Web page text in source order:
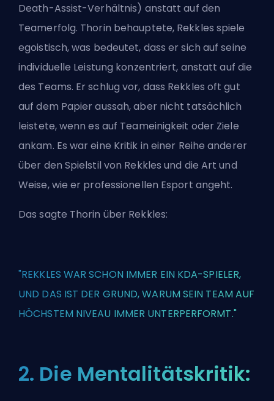
Death-Assist-Verhältnis) anstatt auf den
Teamerfolg. Thorin behauptete, Rekkles spiele
egoistisch, was bedeutet, dass er sich auf seine
individuelle Leistung konzentriert, anstatt auf die
des Teams. Er schlug vor, dass Rekkles oft gut
auf dem Papier aussah, aber nicht tatsächlich
leistete, wenn es auf Teameinigkeit oder Ziele
ankam. Es war eine Kritik in einer Reihe anderer
über den Spielstil von Rekkles und die Art und
Weise, wie er professionellen Esport angeht.
Das sagte Thorin über Rekkles:
"REKKLES WAR SCHON IMMER EIN KDA-SPIELER,
UND DAS IST DER GRUND, WARUM SEIN TEAM AUF
HÖCHSTEM NIVEAU IMMER UNTERPERFORMT."
2. Die Mentalitätskritik: